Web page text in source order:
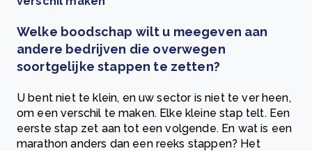
Welke boodschap wilt u meegeven aan
andere bedrijven die overwegen
soortgelijke stappen te zetten?
U bent niet te klein, en uw sector is niet te ver heen,
om een verschil te maken. Elke kleine stap telt. Een
eerste stap zet aan tot een volgende. En wat is een
marathon anders dan een reeks stappen? Het